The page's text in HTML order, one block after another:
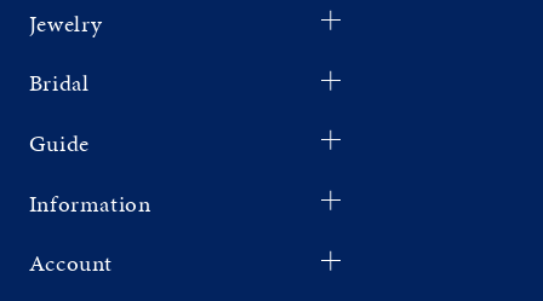
Jewelry
Bridal
Guide
Information
Account